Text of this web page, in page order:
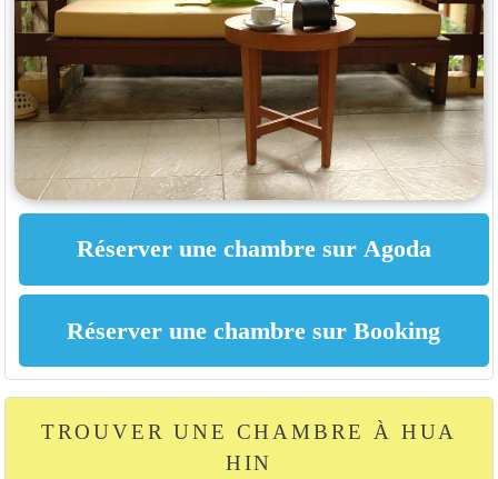
TROUVER UNE CHAMBRE À HUA
HIN